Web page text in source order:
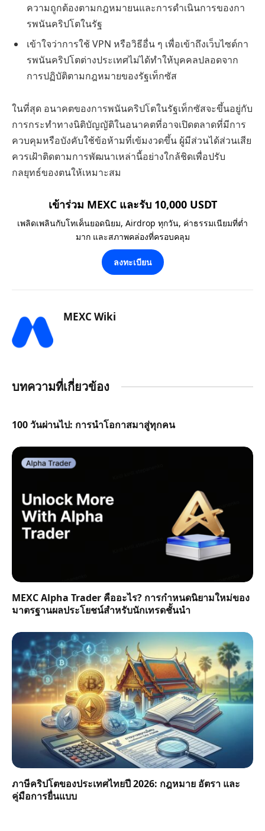
ความถูกต้องตามกฎหมายนและการดำเนินการของกา
รพนันคริปโตในรัฐ
เข้าใจว่าการใช้ VPN หรือวิธีอื่น ๆ เพื่อเข้าถึงเว็บไซต์กา
รพนันคริปโตต่างประเทศไม่ได้ทำให้บุคคลปลอดจาก
การปฏิบัติตามกฎหมายของรัฐเท็กซัส
ในที่สุด อนาคตของการพนันคริปโตในรัฐเท็กซัสจะขึ้นอยู่กับ
การกระทำทางนิติบัญญัติในอนาคตที่อาจเปิดตลาดที่มีการ
ควบคุมหรือบังคับใช้ข้อห้ามที่เข้มงวดขึ้น ผู้มีส่วนได้ส่วนเสีย
ควรเฝ้าติดตามการพัฒนาเหล่านี้อย่างใกล้ชิดเพื่อปรับ
กลยุทธ์ของตนให้เหมาะสม
เข้าร่วม MEXC และรับ 10,000 USDT
เพลิดเพลินกับโทเค็นยอดนิยม, Airdrop ทุกวัน, ค่าธรรมเนียมที่ต่ำ
มาก และสภาพคล่องที่ครอบคลุม
ลงทะเบียน
MEXC Wiki
บทความที่เกี่ยวข้อง
100 วันผ่านไป: การนำโอกาสมาสู่ทุกคน
MEXC Alpha Trader คืออะไร? การกำหนดนิยามใหม่ของ
มาตรฐานผลประโยชน์สำหรับนักเทรดชั้นนำ
ภาษีคริปโตของประเทศไทยปี 2026: กฎหมาย อัตรา และ
คู่มือการยื่นแบบ